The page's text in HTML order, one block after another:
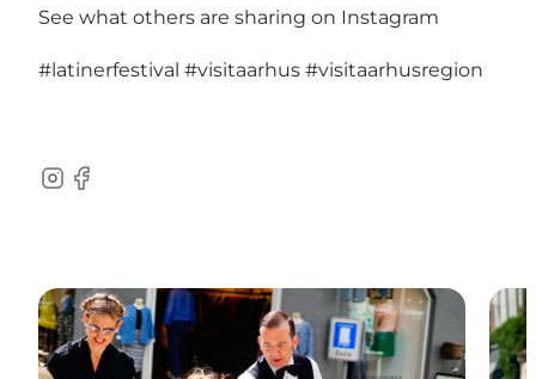
See what others are sharing on Instagram
#latinerfestival #visitaarhus #visitaarhusregion
Instagram
Facebook